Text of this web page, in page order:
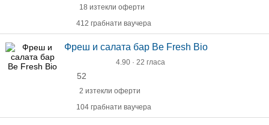
18 изтекли оферти
412 грабнати ваучера
Фреш и салата бар Be Fresh Bio
4.90 · 22 гласа
52
2 изтекли оферти
104 грабнати ваучера